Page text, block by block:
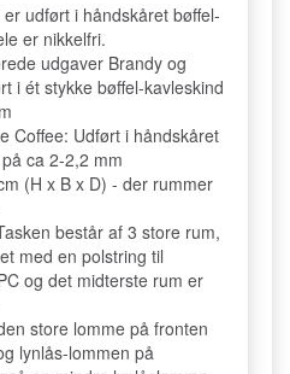
er udført i håndskåret bøffel-
er nikkelfri.
udgaver Brandy og
i ét stykke bøffel-kavleskind
Coffee: Udført i håndskåret
ca 2-2,2 mm
(H x B x D) - der rummer
består af 3 store rum,
med en polstring til
og det midterste rum er
store lomme på fronten
lynlås-lommen på